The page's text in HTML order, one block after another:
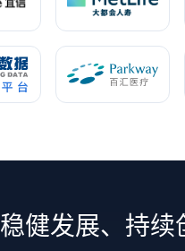
稳健发展、持续